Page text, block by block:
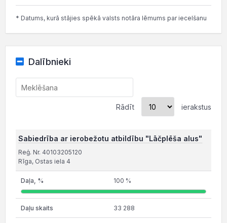
* Datums, kurā stājies spēkā valsts notāra lēmums par iecelšanu
Dalībnieki
Rādīt ierakstus
Sabiedrība ar ierobežotu atbildību "Lāčplēša alus"
Reģ. Nr. 40103205120
Rīga, Ostas iela 4
100 %
33 288